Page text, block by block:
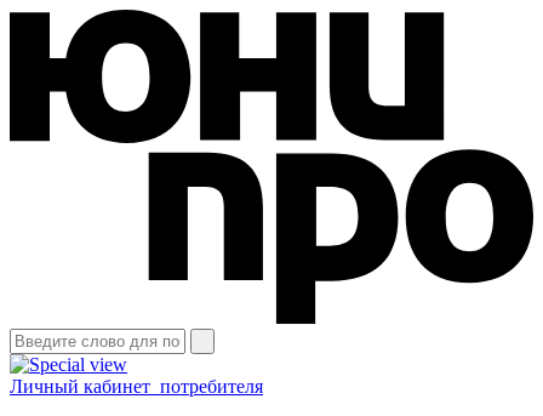
Личный кабинет потребителя